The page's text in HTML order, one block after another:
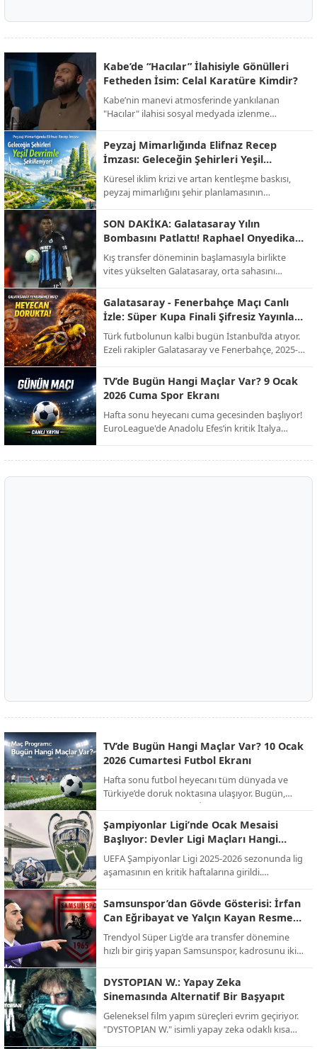
Kabe’de “Hacılar” İlahisiyle Gönülleri
Fetheden İsim: Celal Karatüre Kimdir?
Kabe’nin manevi atmosferinde yankılanan
"Hacılar" ilahisi sosyal medyada izlenme
Karatüre’nin hayatı ve biyografisi merak konusu
oldu.
Peyzaj Mimarlığında Elifnaz Recep
İmzası: Geleceğin Şehirleri Yeşil
Devrimle Şekilleniyor!
Küresel iklim krizi ve artan kentleşme baskısı,
peyzaj mimarlığını şehir planlamasının
Elifnaz Recep, modern mimarinin artık sadece
binalardan ibaret olmadığını, doğayla entegre
yaşayan "nefes alan" alanların bir zorunluluk
haline geldiğini vurguluyor.
SON DAKİKA: Galatasaray Yılın
Bombasını Patlattı! Raphael Onyedika
Transferinde Mutlu Son!
Kış transfer döneminin başlamasıyla birlikte
vites yükselten Galatasaray, orta sahasını
kırmızılı yönetim, bir süredir görüşme halinde
olduğu Nijeryalı yıldız Raphael Onyedika ve
kulübü Club Brugge ile her konuda anlaşmaya
vardı. İşte dev transferin bonservis bedeli, maaş
detayları ve sözleşme şartları!
Galatasaray - Fenerbahçe Maçı Canlı
İzle: Süper Kupa Finali Şifresiz Yayınla
Ekranda!
Türk futbolunun kalbi bugün İstanbul’da atıyor.
Ezeli rakipler Galatasaray ve Fenerbahçe, 2025-
müzelerine götürmek için karşı karşıya geliyor.
Milyonların beklediği dev derbi, şifresiz kanal
müjdesiyle futbolseverleri ekran başına kilitliyor.
TV’de Bugün Hangi Maçlar Var? 9 Ocak
2026 Cuma Spor Ekranı
Hafta sonu heyecanı cuma gecesinden başlıyor!
EuroLeague'de Anadolu Efes’in kritik İtalya
TV’de Bugün Hangi Maçlar Var? 10 Ocak
2026 Cumartesi Futbol Ekranı
Hafta sonu futbol heyecanı tüm dünyada ve
Türkiye’de doruk noktasına ulaşıyor. Bugün,
Süper Kupa finalinden İngiltere FA Cup’a,
İspanya La Liga’dan İtalya Serie A’ya kadar
onlarca kritik mücadele canlı yayınla ekranlara
gelecek. İşte günün öne çıkan maçları ve yayıncı
kuruluşları...
Şampiyonlar Ligi’nde Ocak Mesaisi
Başlıyor: Devler Ligi Maçları Hangi
Kanalda, Saat Kaçta?
UEFA Şampiyonlar Ligi 2025-2026 sezonunda lig
aşamasının en kritik haftalarına girildi.
heyecanı, Ocak ayındaki son iki hafta maçlarıyla
zirve yapacak. Temsilcimiz Galatasaray'ın da
sahne alacağı bu dev organizasyonun yayın
bilgileri netleşti.
Samsunspor’dan Gövde Gösterisi: İrfan
Can Eğribayat ve Yalçın Kayan Resmen
Açıklandı!
Trendyol Süper Lig’de ara transfer dönemine
hızlı bir giriş yapan Samsunspor, kadrosunu iki
Fenerbahçe’den kaleci İrfan Can Eğribayat ve
ikas Eyüpspor’dan orta saha oyuncusu Yalçın
Kayan ile prensip anlaşmasına varıldığını
duyurdu.
DYSTOPIAN W.: Yapay Zeka
Sinemasında Alternatif Bir Başyapıt
Geleneksel film yapım süreçleri evrim geçiriyor.
"DYSTOPIAN W." isimli yapay zeka odaklı kısa